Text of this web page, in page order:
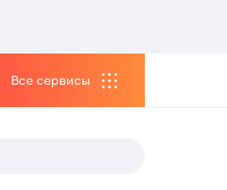
Все сервисы